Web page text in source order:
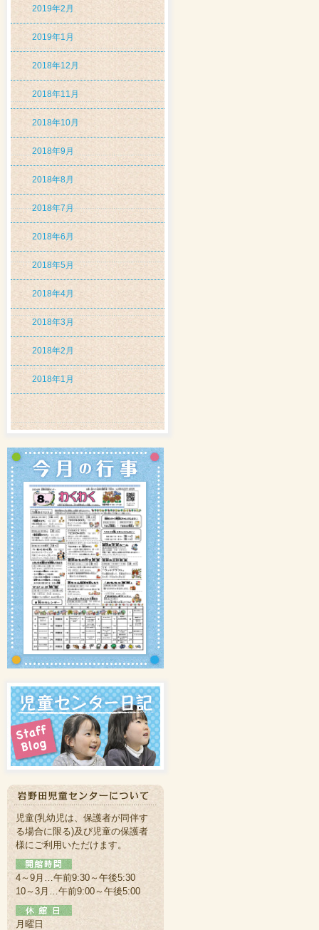
2019年2月
2019年1月
2018年12月
2018年11月
2018年10月
2018年9月
2018年8月
2018年7月
2018年6月
2018年5月
2018年4月
2018年3月
2018年2月
2018年1月
児童(乳幼児は、保護者が同伴す
る場合に限る)及び児童の保護者
様にご利用いただけます。
4～9月…午前9:30～午後5:30
10～3月…午前9:00～午後5:00
月曜日